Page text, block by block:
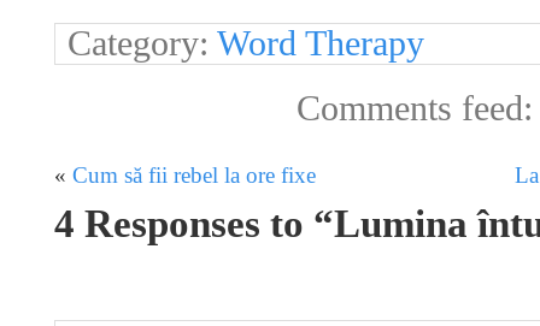
Category: Word Therapy
Comments
« Cum să fii rebel la ore fixe
4 Responses to “Lumina